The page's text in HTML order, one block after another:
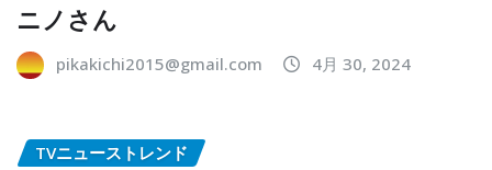
ニノさん
pikakichi2015@gmail.com 4月 30, 2024
TVニューストレンド